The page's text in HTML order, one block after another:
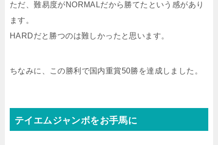
ただ、難易度がNORMALだから勝てたという感があり
ます。
HARDだと勝つのは難しかったと思います。
ちなみに、この勝利で国内重賞50勝を達成しました。
テイエムジャンボをお手馬に